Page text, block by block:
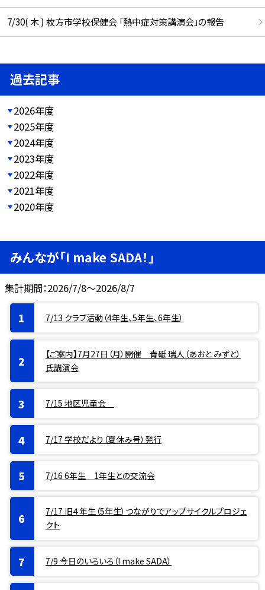
7/30( 木 ) 枚方市学校保健会 「熱中症対策講演会」の報告
過去記事
2026年度
2025年度
2024年度
2023年度
2022年度
2021年度
2020年度
みんなが「I make SADA！」
集計期間：2026/7/8～2026/8/7
7/13 クラブ活動（4年生、5年生、6年生）
【ご案内】7月27日（月）開催 青砥 瑞人（あおと みずと）
氏講演会
7/15 地区児童会
7/17 学校だより（夏休み号）発行
7/16 6年生 1年生との交流会
7/17 旧４年生（5年生）つながりでアップサイクルプロジェ
クト
7/9 今日のいろいろ（I make SADA）